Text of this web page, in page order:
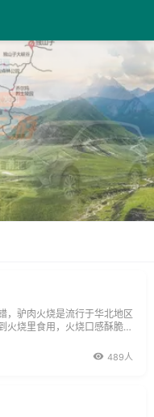
，驴肉火烧是流行于华北地区
火烧里食用，火烧口感酥脆，
489人